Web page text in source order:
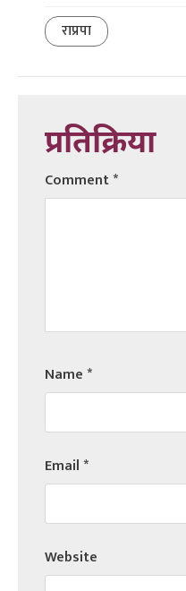
राप्रपा
प्रतिक्रिया
Comment*
Name*
Email*
Website